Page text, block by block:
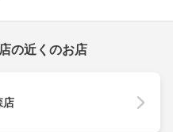
の近くのお店
店